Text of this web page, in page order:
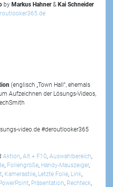
by Markus Hahner& Kai Schneider
(englisch „Town Hall“, ehemals
Aufzeichnen der Lösungs-Videos,
video.de #deroutlooker365
Aktion, Alt + F10, Auswahlbereich,
, Foliengröße, Handy-Mauszeiger,
, Kamerastile, Letzte Folie, Link,
, Präsentation, Rechteck,